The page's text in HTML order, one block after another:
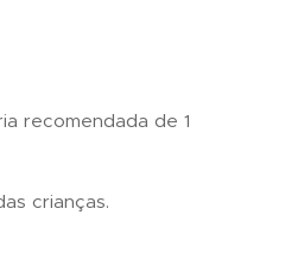
recomendada de 1
crianças.